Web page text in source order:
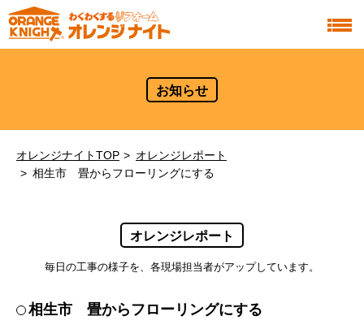
お知らせ
オレンジナイトTOP
オレンジレポート
相生市 畳からフローリングにする
オレンジレポート
毎日の工事の様子を、各現場担当者がアップしています。
相生市 畳からフローリングにする